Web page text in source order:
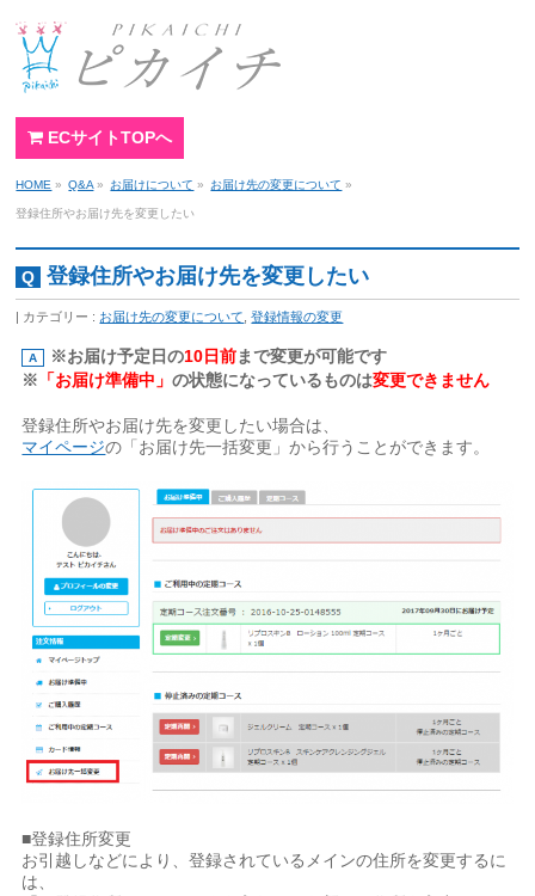
ECサイトTOPへ
HOME » Q&A » お届けについて » お届け先の変更について »
登録住所やお届け先を変更したい
登録住所やお届け先を変更したい
カテゴリー : お届け先の変更について ,登録情報の変更
※お届け予定日の10日前まで変更が可能です
※ 「お届け準備中」の状態になっているものは変更できません
登録住所やお届け先を変更したい場合は、
マイページの「お届け先一括変更」から行うことができます。
■登録住所変更
お引越しなどにより、登録されているメインの住所を変更するに
は、